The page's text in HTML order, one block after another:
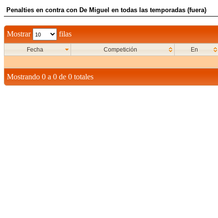
Penalties en contra con De Miguel en todas las temporadas (fuera)
Mostrar filas
Fecha Competición En
Mostrando 0 a 0 de 0 totales